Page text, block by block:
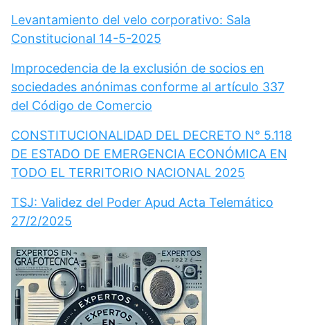
Levantamiento del velo corporativo: Sala
Constitucional 14-5-2025
Improcedencia de la exclusión de socios en
sociedades anónimas conforme al artículo 337
del Código de Comercio
CONSTITUCIONALIDAD DEL DECRETO N° 5.118
DE ESTADO DE EMERGENCIA ECONÓMICA EN
TODO EL TERRITORIO NACIONAL 2025
TSJ: Validez del Poder Apud Acta Telemático
27/2/2025